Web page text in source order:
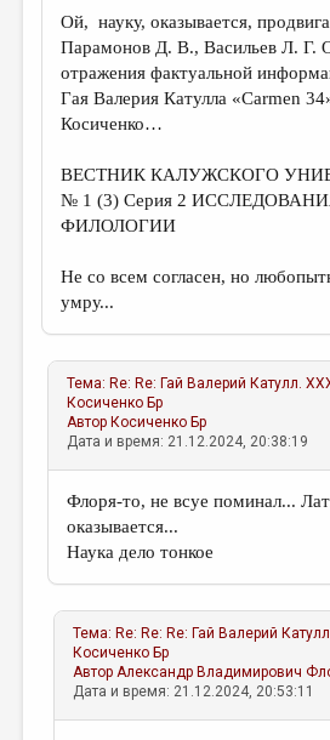
Ой, науку, оказывается,
Парамонов Д. В., Васильев Л. Г.
отражения фактуальной
Гая Валерия Катулла «Carmen
Косиченко…
ВЕСТНИК КАЛУЖСКОГО
№ 1 (3) Серия 2
ФИЛОЛОГИИ
Не со всем согласен, но
умру...
Тема: Re: Re: Гай Валерий Катулл.
Косиченко Бр
Автор Косиченко Бр
Дата и время: 21.12.2024, 20:38:19
Флоря-то, не всуе поминал...
оказывается...
Наука дело тонкое
Тема: Re: Re: Re: Гай Валерий
Косиченко Бр
АвторАлександр Владимирович
Дата и время: 21.12.2024, 20:53:11